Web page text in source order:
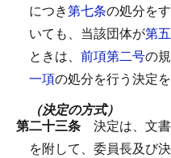
につき第七条の処分を
いても、当該団体が第
ときは、 前項第二号の
一項の処分を行う決定
（決定の方式）
第二十三条 決定は、文
を附して、委員長及び